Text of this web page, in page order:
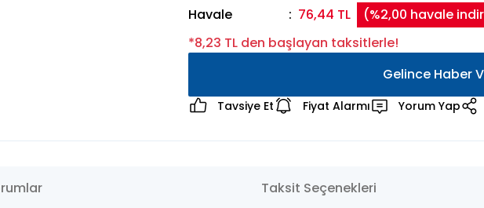
Havale
76,44 TL
(%2,00 havale
*8,23 TL den başlayan taksitlerle!
Gelince Haber
Tavsiye Et Fiyat Alarmı Yorum Yap
Taksit Seçenekleri